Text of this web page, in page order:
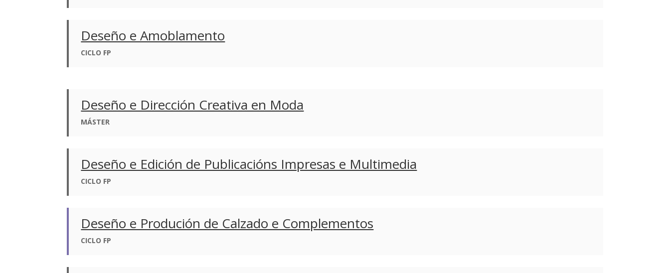
Deseño e Amoblamento
CICLO FP
Deseño e Dirección Creativa en Moda
MÁSTER
Deseño e Edición de Publicacións Impresas e Multimedia
CICLO FP
Deseño e Produción de Calzado e Complementos
CICLO FP